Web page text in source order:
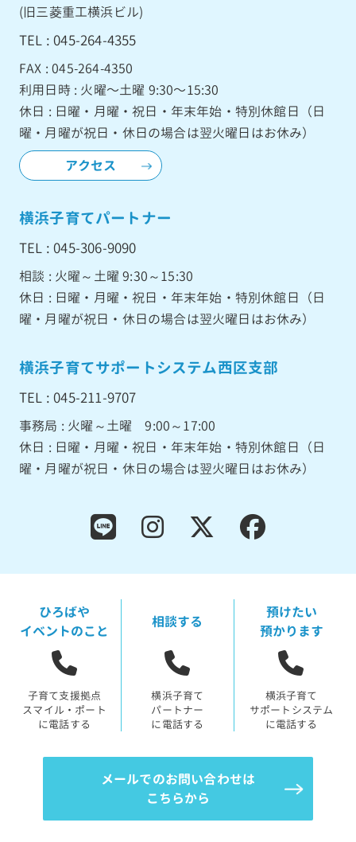
(旧三菱重工横浜ビル)
TEL : 045-264-4355
FAX : 045-264-4350
利用日時 : 火曜〜土曜 9:30〜15:30
休日 : 日曜・月曜・祝日・年末年始・特別休館日（日
曜・月曜が祝日・休日の場合は翌火曜日はお休み）
アクセス
横浜子育てパートナー
TEL : 045-306-9090
相談 : 火曜～土曜 9:30～15:30
休日 : 日曜・月曜・祝日・年末年始・特別休館日（日
曜・月曜が祝日・休日の場合は翌火曜日はお休み）
横浜子育てサポートシステム西区支部
TEL : 045-211-9707
事務局 : 火曜～土曜 9:00～17:00
休日 : 日曜・月曜・祝日・年末年始・特別休館日（日
曜・月曜が祝日・休日の場合は翌火曜日はお休み）
ひろばや
イベントのこと
子育て支援拠点
スマイル・ポート
に電話する
相談する
横浜子育て
パートナー
に電話する
預けたい
預かります
横浜子育て
サポートシステム
に電話する
メールでのお問い合わせは
こちらから